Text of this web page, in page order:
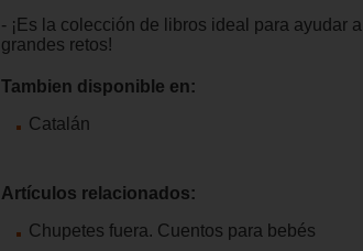
- ¡Es la colección de libros ideal para ayudar
grandes retos!
Tambien disponible en:
Catalán
Artículos relacionados:
Chupetes fuera. Cuentos para bebés